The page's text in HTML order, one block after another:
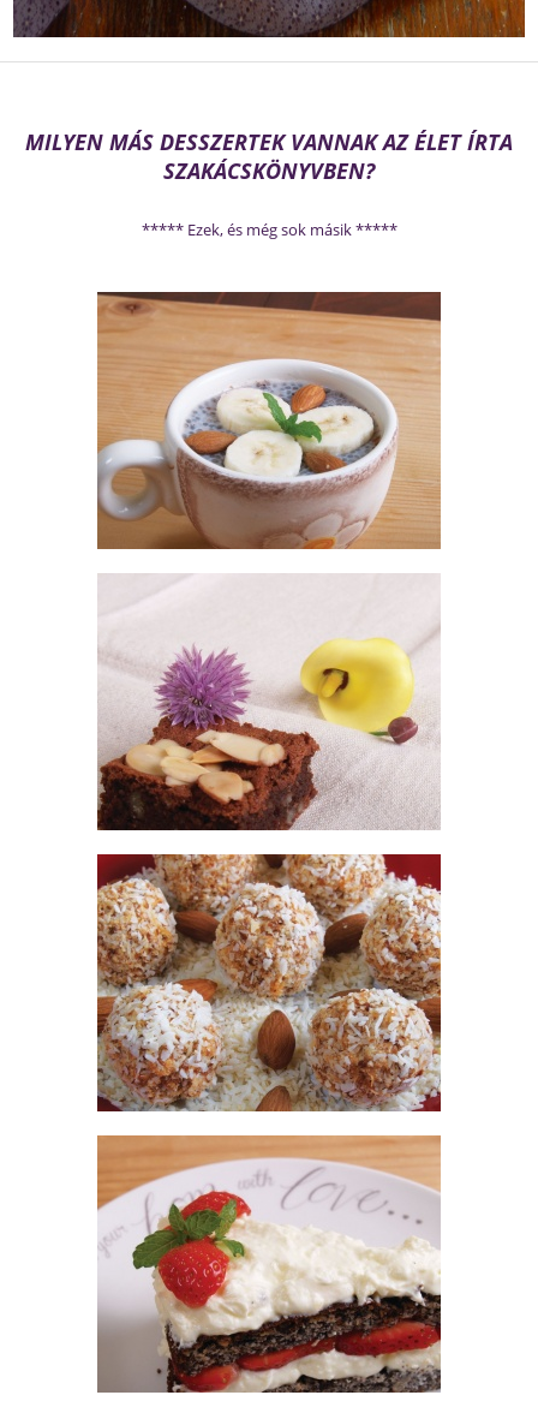
MILYEN MÁS DESSZERTEK VANNAK AZ ÉLET ÍRTA
SZAKÁCSKÖNYVBEN?
***** Ezek, és még sok másik *****